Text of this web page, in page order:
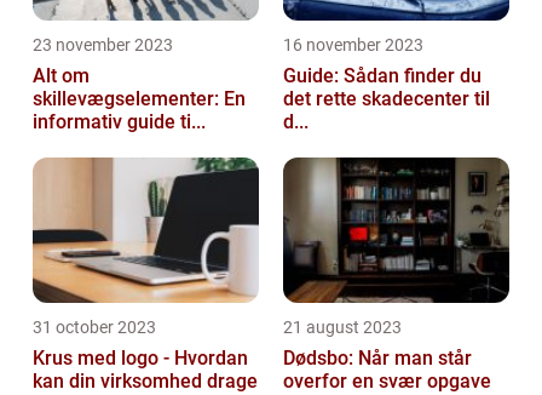
23 november 2023
Alt om
skillevægselementer: En
informativ guide ti...
16 november 2023
Guide: Sådan finder du
det rette skadecenter til
d...
31 october 2023
Krus med logo - Hvordan
kan din virksomhed drage
21 august 2023
Dødsbo: Når man står
overfor en svær opgave